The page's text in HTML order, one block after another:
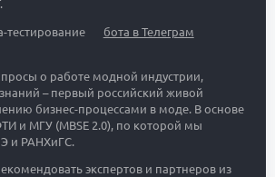
тестирование
бота в Телеграм
о работе модной индустрии,
– первый российский живой
бизнес-процессами в моде. В основе
и МГУ (MBSE 2.0), по которой мы
и РАНХиГС.
экспертов и партнеров из